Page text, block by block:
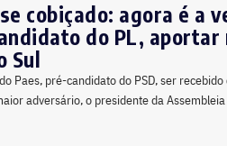
cobiçado: agora é a
do PL, aportar
Sul
Paes, pré-candidato do PSD, ser recebido
adversário, o presidente da